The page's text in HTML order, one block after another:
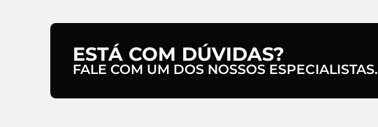
ESTÁ COM DÚVIDAS?
FALE COM UM DOS NOSSOS ESPECIALISTAS.